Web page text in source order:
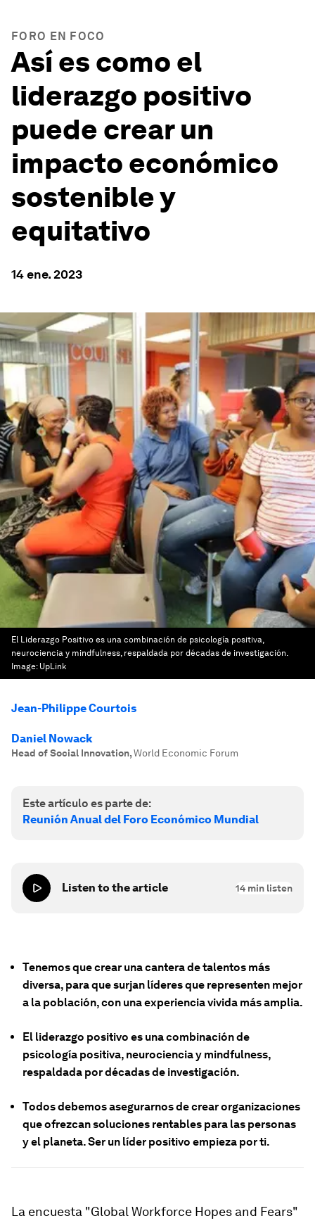
FORO EN FOCO
Así es como el
liderazgo positivo
puede crear un
impacto económico
sostenible y
equitativo
14 ene. 2023
El Liderazgo Positivo es una combinación de psicología positiva,
neurociencia y mindfulness, respaldada por décadas de investigación.
Image: UpLink
Jean-Philippe Courtois
Daniel Nowack
Head of Social Innovation,World Economic Forum
Este artículo es parte de:
Reunión Anual del Foro Económico Mundial
Listen to the article 14 min listen
Tenemos que crear una cantera de talentos más
diversa, para que surjan líderes que representen mejor
a la población, con una experiencia vivida más amplia.
El liderazgo positivo es una combinación de
psicología positiva, neurociencia y mindfulness,
respaldada por décadas de investigación.
Todos debemos asegurarnos de crear organizaciones
que ofrezcan soluciones rentables para las personas
y el planeta. Ser un líder positivo empieza por ti.
La encuesta "Global Workforce Hopes and Fears"